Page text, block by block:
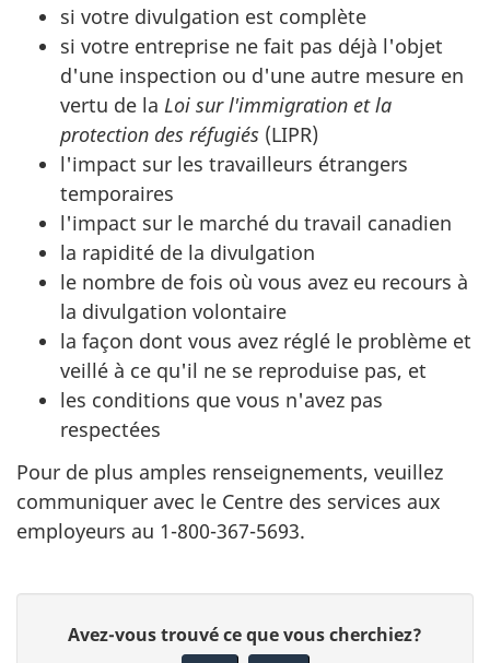
si votre divulgation est complète
si votre entreprise ne fait pas déjà l'objet
d'une inspection ou d'une autre mesure en
vertu de la Loi sur l'immigration et la
protection des réfugiés (LIPR)
l'impact sur les travailleurs étrangers
temporaires
l'impact sur le marché du travail canadien
la rapidité de la divulgation
le nombre de fois où vous avez eu recours à
la divulgation volontaire
la façon dont vous avez réglé le problème et
veillé à ce qu'il ne se reproduise pas, et
les conditions que vous n'avez pas
respectées
Pour de plus amples renseignements, veuillez
communiquer avec le Centre des services aux
employeurs au 1-800-367-5693.
Avez-vous trouvé ce que vous cherchiez?